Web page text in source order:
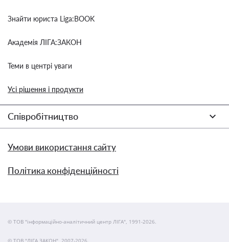
Знайти юриста Liga:BOOK
Академія ЛІГА:ЗАКОН
Теми в центрі уваги
Усі рішення і продукти
Співробітництво
Умови використання сайту
Політика конфіденційності
© ТОВ "інформаційно-аналітичний центр ЛІГА", 1991-2026.
© ТОВ "ЛІГА ЗАКОН", 2007-2026.